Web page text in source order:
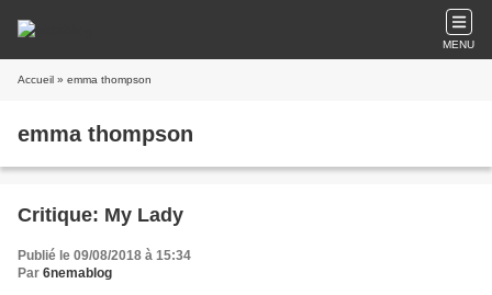
MENU
Accueil » emma thompson
emma thompson
Critique: My Lady
Publié le 09/08/2018 à 15:34
Par 6nemablog